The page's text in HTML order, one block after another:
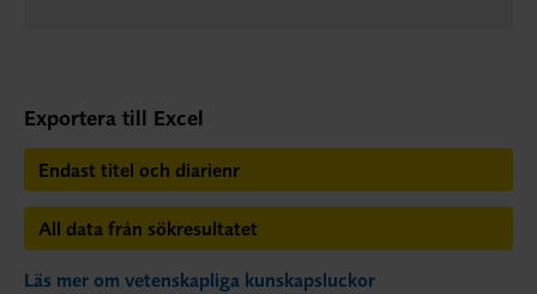
Exportera till Excel
Endast titel och diarienr
All data från sökresultatet
Läs mer om vetenskapliga kunskapsluckor